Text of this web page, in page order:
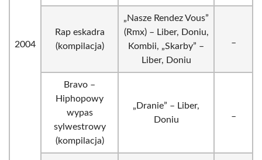
2004
Rap eskadra
(kompilacja)
„Nasze Rendez Vous”
(Rmx) – Liber, Doniu,
Kombii, „Skarby” –
Liber, Doniu
Bravo –
Hiphopowy
wypas
sylwestrowy
(kompilacja)
„Dranie” – Liber,
Doniu